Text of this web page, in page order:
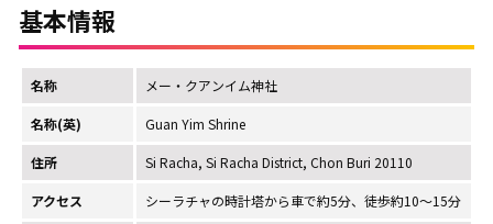
基本情報
名称 メー・クアンイム神社
名称(英) Guan Yim Shrine
住所 Si Racha, Si Racha District, Chon Buri 20110
アクセス シーラチャの時計塔から車で約5分、徒歩約10～15分